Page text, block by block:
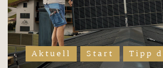
Aktuell Start Tipp